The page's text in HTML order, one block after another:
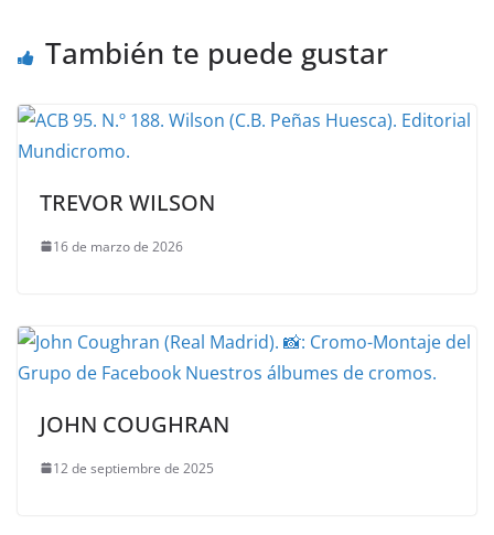
También te puede gustar
TREVOR WILSON
16 de marzo de 2026
JOHN COUGHRAN
12 de septiembre de 2025